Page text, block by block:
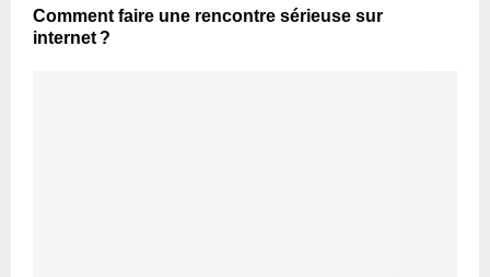
Comment faire une rencontre sérieuse sur
internet ?